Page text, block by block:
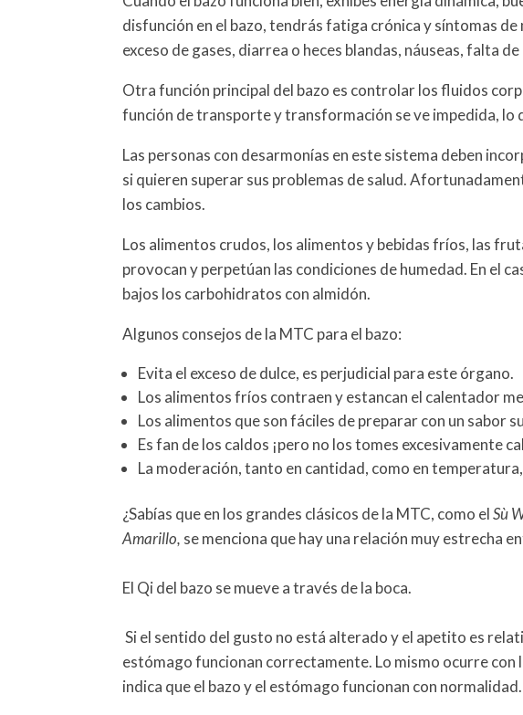
disfunción en el bazo, tendrás fatiga crónica y síntomas
exceso de gases, diarrea o heces blandas, náuseas, falta
Otra función principal del bazo es controlar los fluidos
función de transporte y transformación se ve impedida, lo
Las personas con desarmonías en este sistema deben
si quieren superar sus problemas de salud.
los cambios.
Los alimentos crudos, los alimentos y bebidas fríos, las
provocan y perpetúan las condiciones de humedad. En el
bajos los carbohidratos con almidón.
Algunos consejos de la MTC para el bazo:
Evita el exceso de dulce, es perjudicial para este órgano.
Los alimentos fríos contraen y estancan el calentador
Los alimentos que son fáciles de preparar con un sabor
Es fan de los caldos ¡pero no los tomes excesivamente
La moderación, tanto en cantidad, como en
¿Sabías que en los grandes clásicos de la MTC, como elSù
Amarillo, se menciona que hay una relación muy estrecha
El Qi del bazo se mueve a través de la boca.
Si el sentido del gusto no está alterado y el apetito es
estómago funcionan correctamente. Lo mismo ocurre con
indica que el bazo y el estómago funcionan con normalidad.